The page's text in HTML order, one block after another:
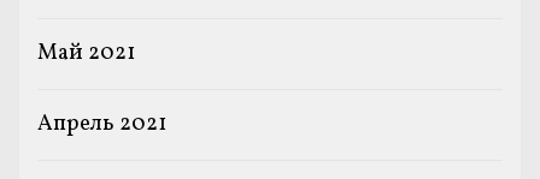
Май 2021
Апрель 2021